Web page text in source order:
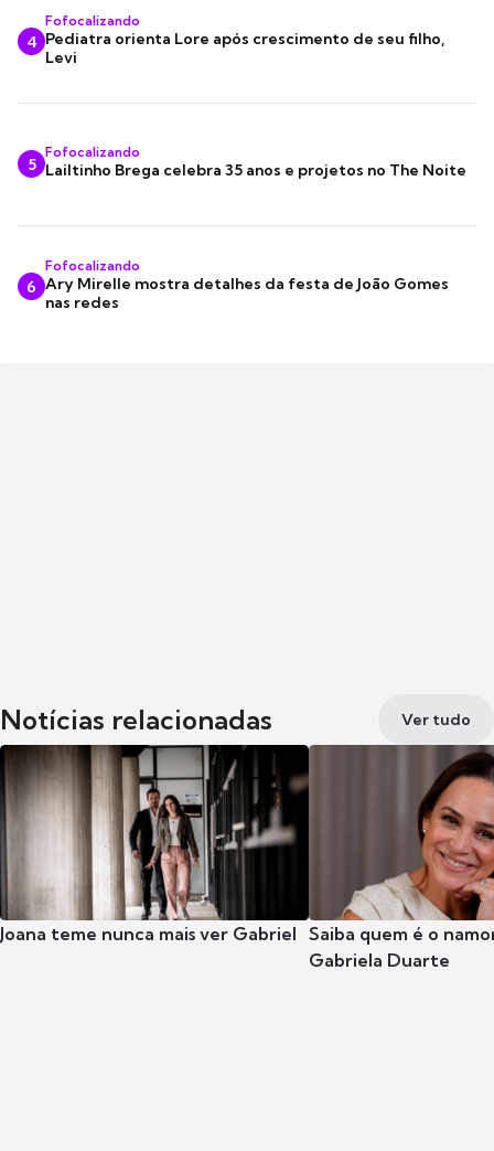
4
Fofocalizando
Pediatra orienta Lore após crescimento de seu filho,
Levi
5
Fofocalizando
Lailtinho Brega celebra 35 anos e projetos no The Noite
6
Fofocalizando
Ary Mirelle mostra detalhes da festa de João Gomes
nas redes
Notícias relacionadas Ver tudo
Joana teme nunca mais ver Gabriel Saiba quem é o
Gabriela Duarte